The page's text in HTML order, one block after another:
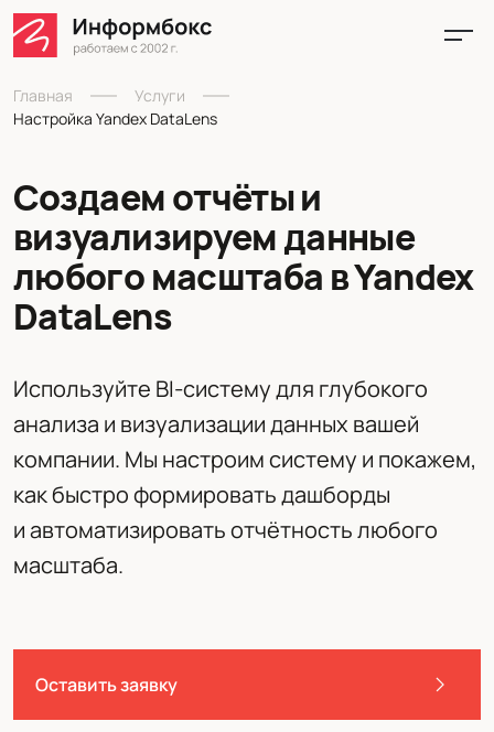
Главная
Услуги
Настройка Yandex DataLens
Создаем отчёты и
визуализируем данные
любого масштаба в Yandex
DataLens
Используйте BI-систему для глубокого
анализа и визуализации данных вашей
компании. Мы настроим систему и покажем,
как быстро формировать дашборды
и автоматизировать отчётность любого
масштаба.
Оставить заявку